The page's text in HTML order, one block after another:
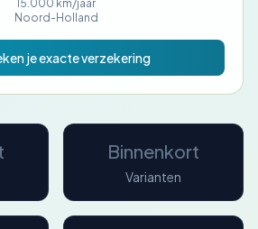
15.000 km/jaar
Noord-Holland
je exacte verzekering
Binnenkort
Varianten